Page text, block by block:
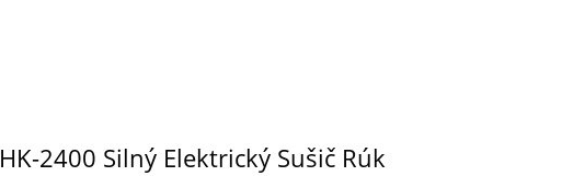
HK-2400 Silný Elektrický Sušič Rúk